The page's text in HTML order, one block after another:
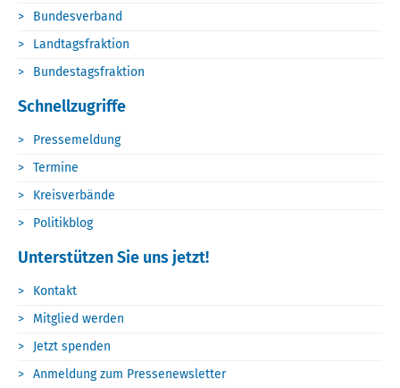
Bundesverband
Landtagsfraktion
Bundestagsfraktion
Schnellzugriffe
Pressemeldung
Termine
Kreisverbände
Politikblog
Unterstützen Sie uns jetzt!
Kontakt
Mitglied werden
Jetzt spenden
Anmeldung zum Pressenewsletter